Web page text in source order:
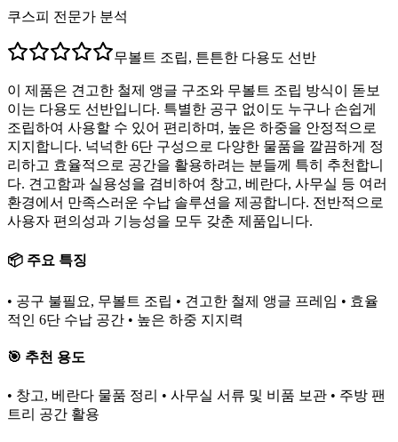
쿠스피 전문가 분석
무볼트 조립, 튼튼한 다용도 선반
이 제품은 견고한 철제 앵글 구조와 무볼트 조립 방식이 돋보
이는 다용도 선반입니다. 특별한 공구 없이도 누구나 손쉽게
조립하여 사용할 수 있어 편리하며, 높은 하중을 안정적으로
지지합니다. 넉넉한 6단 구성으로 다양한 물품을 깔끔하게 정
리하고 효율적으로 공간을 활용하려는 분들께 특히 추천합니
다. 견고함과 실용성을 겸비하여 창고, 베란다, 사무실 등 여러
환경에서 만족스러운 수납 솔루션을 제공합니다. 전반적으로
사용자 편의성과 기능성을 모두 갖춘 제품입니다.
📦 주요 특징
• 공구 불필요, 무볼트 조립 • 견고한 철제 앵글 프레임 • 효율
적인 6단 수납 공간 • 높은 하중 지지력
🎯 추천 용도
• 창고, 베란다 물품 정리 • 사무실 서류 및 비품 보관 • 주방 팬
트리 공간 활용